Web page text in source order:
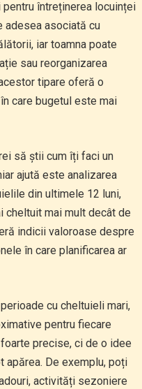
întreținerea locuinței
adesea asociată cu
iar toamna poate
sau reorganizarea
tipare oferă o
care bugetul este mai
să știi cum îți faci un
ajută este analizarea
din ultimele 12 luni,
cheltuit mai mult decât de
indicii valoroase despre
în care planificarea ar
cu cheltuieli mari,
pentru fiecare
precise, ci de o idee
apărea. De exemplu, poți
activități sezoniere